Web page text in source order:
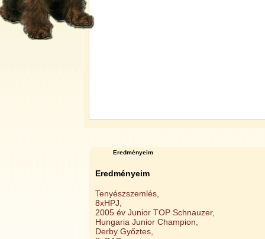
Eredményeim
Eredményeim
Tenyészszemlés,
8xHPJ,
2005 év Junior TOP Schnauzer,
Hungaria Junior Champion,
Derby Győztes,